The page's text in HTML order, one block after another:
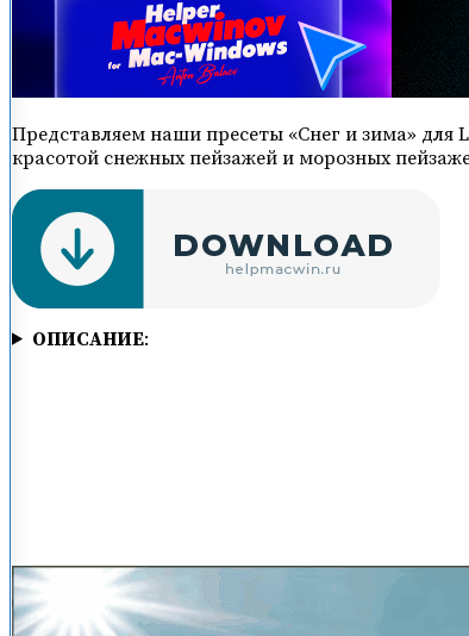
Представляем наши пресеты «Снег и зима»
красотой снежных пейзажей и морозных
ОПИСАНИЕ: